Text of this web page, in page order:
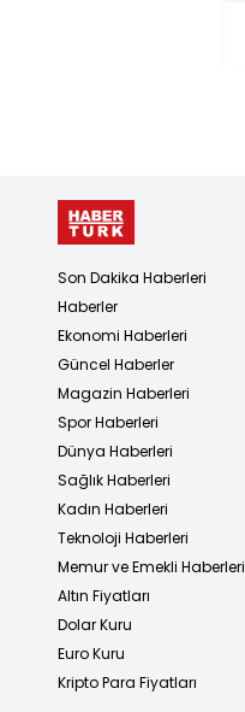
Son Dakika Haberleri
Haberler
Ekonomi Haberleri
Güncel Haberler
Magazin Haberleri
Spor Haberleri
Dünya Haberleri
Sağlık Haberleri
Kadın Haberleri
Teknoloji Haberleri
Memur ve Emekli Haberleri
Altın Fiyatları
Dolar Kuru
Euro Kuru
Kripto Para Fiyatları